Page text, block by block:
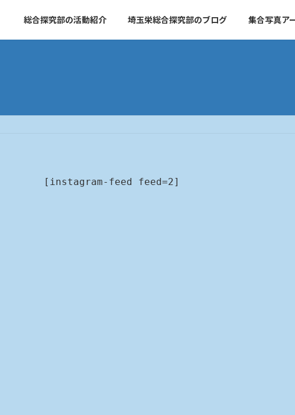
総合探究部の活動紹介 埼玉栄総合探究部のブログ 集合写真ア
[instagram-feed feed=2]